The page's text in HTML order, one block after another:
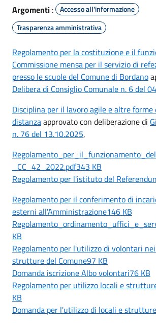
Argomenti :
Accesso all'informazione
Trasparenza amministrativa
Regolamento per la costituzione e il
Commissione mensa per il servizio di
presso le scuole del Comune di Bordano
Delibera di Consiglio Comunale n. 6 del
Disciplina per il lavoro agile e altre forme
distanzaapprovato con deliberazione di
n. 76 del 13.10.2025,
_CC_42_2022.pdf343 KB
Regolamento per l'istituto del
Regolamento per il conferimento di
esterni all'Amministrazione146 KB
KB
Regolamento per l'utilizzo di volontari
strutture del Comune97 KB
Domanda iscrizione Albo volontari76 KB
Regolamento per utilizzo locali e
KB
Domanda per l'utilizzo di locali e